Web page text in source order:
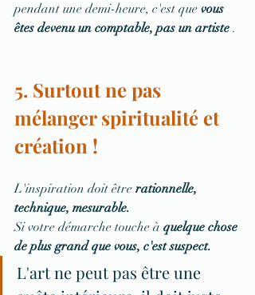
pendant une demi-heure, c'est que vous
êtes devenu un comptable, pas un artiste .
5. Surtout ne pas
mélanger spiritualité et
création !
L'inspiration doit être rationnelle,
technique, mesurable.
Si votre démarche touche à quelque chose
de plus grand que vous, c'est suspect.
L'art ne peut pas être une